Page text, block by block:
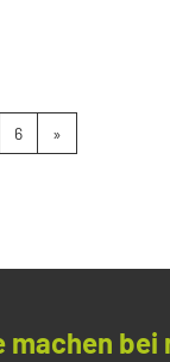
6 »
machen bei